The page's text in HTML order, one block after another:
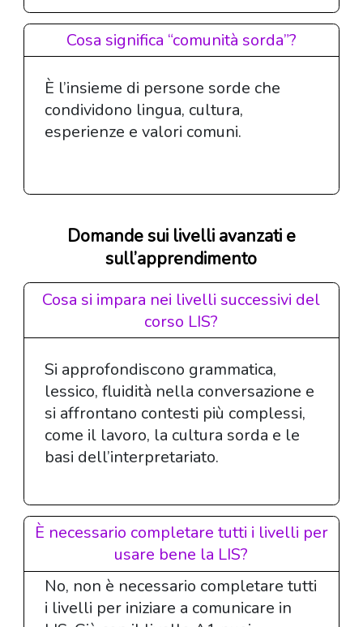
Cosa significa “comunità sorda”?
È l’insieme di persone sorde che
condividono lingua, cultura,
esperienze e valori comuni.
Domande sui livelli avanzati e
sull’apprendimento
Cosa si impara nei livelli successivi del
corso LIS?
Si approfondiscono grammatica,
lessico, fluidità nella conversazione e
si affrontano contesti più complessi,
come il lavoro, la cultura sorda e le
basi dell’interpretariato.
È necessario completare tutti i livelli per
usare bene la LIS?
No, non è necessario completare tutti
i livelli per iniziare a comunicare in